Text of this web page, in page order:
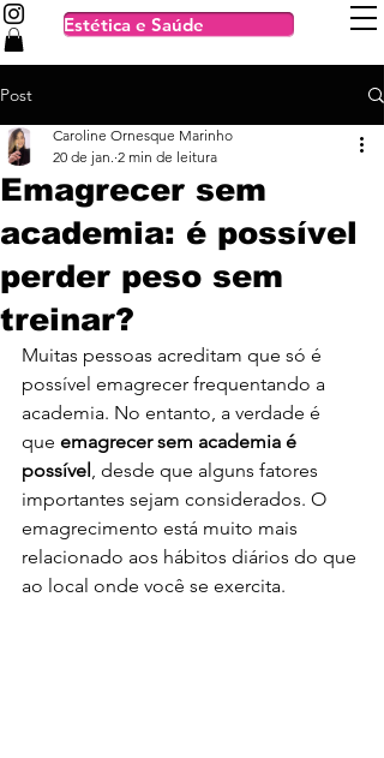
Estética e Saúde
Post
Emagrecer sem
academia: é possível
perder peso sem
treinar?
Caroline Ornesque Marinho
20 de jan. 2 min de leitura
Muitas pessoas acreditam que só é
possível emagrecer frequentando a
academia. No entanto, a verdade é
que emagrecer sem academia é
possível , desde que alguns fatores
importantes sejam considerados. O
emagrecimento está muito mais
relacionado aos hábitos diários do que
ao local onde você se exercita.